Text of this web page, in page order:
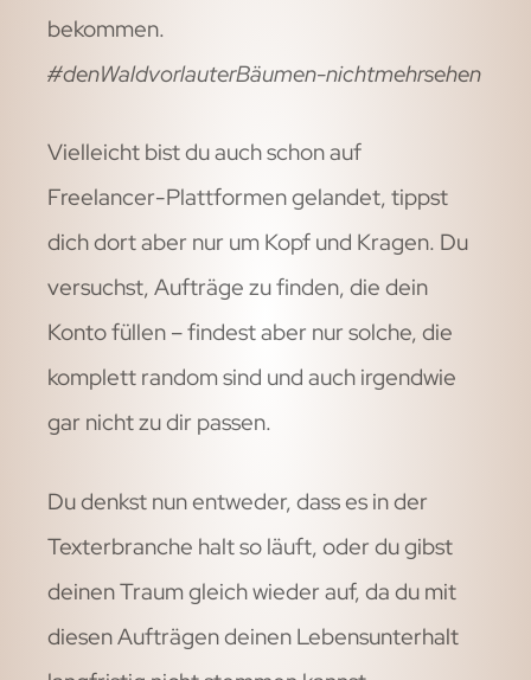
bekommen.
#denWaldvorlauterBäumen-nichtmehrsehen
Vielleicht bist du auch schon auf
Freelancer-Plattformen gelandet, tippst
dich dort aber nur um Kopf und Kragen. Du
versuchst, Aufträge zu finden, die dein
Konto füllen – findest aber nur solche, die
komplett random sind und auch irgendwie
gar nicht zu dir passen.
Du denkst nun entweder, dass es in der
Texterbranche halt so läuft, oder du gibst
deinen Traum gleich wieder auf, da du mit
diesen Aufträgen deinen Lebensunterhalt